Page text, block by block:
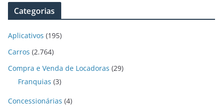
Categorias
Aplicativos (195)
Carros (2.764)
Compra e Venda de Locadoras (29)
Franquias (3)
Concessionárias (4)